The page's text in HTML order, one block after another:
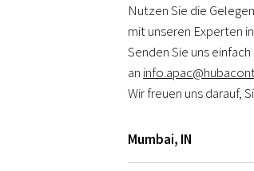
Nutzen Sie die
mit unseren Experten
Senden Sie uns
an
Wir freuen uns darauf,
Mumbai, IN